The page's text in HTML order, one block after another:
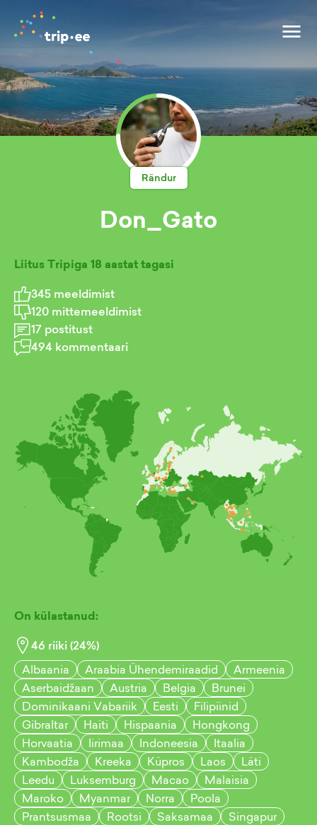
Rändur
Don_Gato
Liitus Tripiga 18 aastat tagasi
345 meeldimist
120 mittemeeldimist
17 postitust
494 kommentaari
On külastanud:
46 riiki (24%)
Albaania
Araabia Ühendemiraadid
Armeenia
Aserbaidžaan
Austria Belgia
Brunei
Dominikaani Vabariik
Eesti
Filipiinid
Gibraltar
Haiti Hispaania
Hongkong
Horvaatia
Iirimaa Indoneesia
Itaalia
Kambodža
Kreeka Küpros Laos
Läti
Leedu
Luksemburg Macao
Malaisia
Maroko
Myanmar Norra
Poola
Prantsusmaa
Rootsi Saksamaa
Singapur